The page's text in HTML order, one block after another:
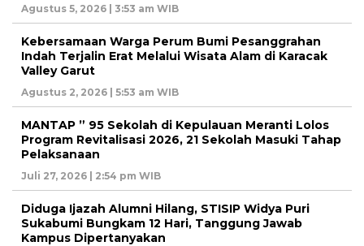
Agustus 5, 2026 | 3:53 am WIB
Kebersamaan Warga Perum Bumi Pesanggrahan
Indah Terjalin Erat Melalui Wisata Alam di Karacak
Valley Garut
Agustus 2, 2026 | 5:53 am WIB
MANTAP ” 95 Sekolah di Kepulauan Meranti Lolos
Program Revitalisasi 2026, 21 Sekolah Masuki Tahap
Pelaksanaan
Juli 27, 2026 | 2:54 pm WIB
Diduga Ijazah Alumni Hilang, STISIP Widya Puri
Sukabumi Bungkam 12 Hari, Tanggung Jawab
Kampus Dipertanyakan